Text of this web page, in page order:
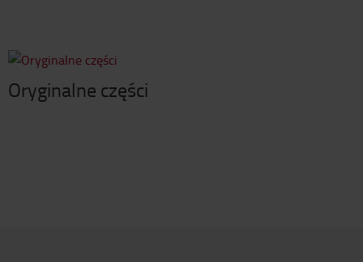
Oryginalne części